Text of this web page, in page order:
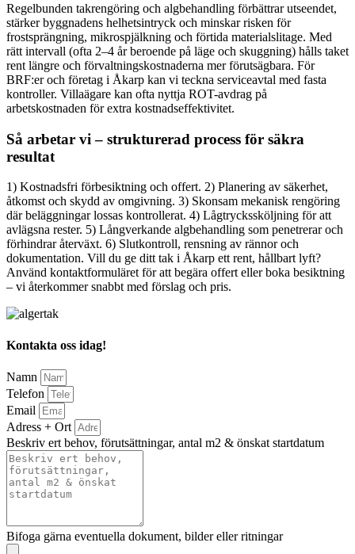
Regelbunden takrengöring och algbehandling förbättrar utseendet,
stärker byggnadens helhetsintryck och minskar risken för
frostsprängning, mikrospjälkning och förtida materialslitage. Med
rätt intervall (ofta 2–4 år beroende på läge och skuggning) hålls taket
rent längre och förvaltningskostnaderna mer förutsägbara. För
BRF:er och företag i Åkarp kan vi teckna serviceavtal med fasta
kontroller. Villaägare kan ofta nyttja ROT-avdrag på
arbetskostnaden för extra kostnadseffektivitet.
Så arbetar vi – strukturerad process för säkra
resultat
1) Kostnadsfri förbesiktning och offert. 2) Planering av säkerhet,
åtkomst och skydd av omgivning. 3) Skonsam mekanisk rengöring
där beläggningar lossas kontrollerat. 4) Lågtryckssköljning för att
avlägsna rester. 5) Långverkande algbehandling som penetrerar och
förhindrar återväxt. 6) Slutkontroll, rensning av rännor och
dokumentation. Vill du ge ditt tak i Åkarp ett rent, hållbart lyft?
Använd kontaktformuläret för att begära offert eller boka besiktning
– vi återkommer snabbt med förslag och pris.
Kontakta oss idag!
Namn
Telefon
Email
Adress + Ort
Beskriv ert behov, förutsättningar, antal m2 & önskat startdatum
Bifoga gärna eventuella dokument, bilder eller ritningar